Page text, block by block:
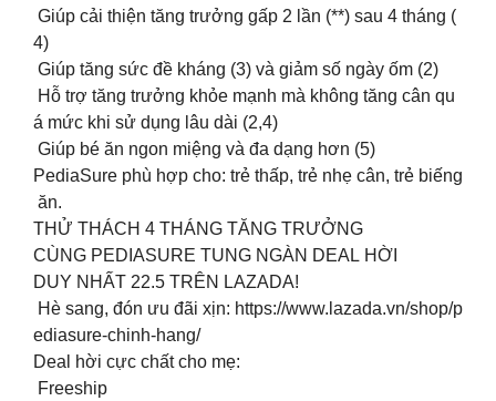
Giúp cải thiện tăng trưởng gấp 2 lần (**) sau 4 tháng (
4)
Giúp tăng sức đề kháng (3) và giảm số ngày ốm (2)
Hỗ trợ tăng trưởng khỏe mạnh mà không tăng cân qu
á mức khi sử dụng lâu dài (2,4)
Giúp bé ăn ngon miệng và đa dạng hơn (5)
PediaSure phù hợp cho: trẻ thấp, trẻ nhẹ cân, trẻ biếng
ăn.
THỬ THÁCH 4 THÁNG TĂNG TRƯỞNG
CÙNG PEDIASURE TUNG NGÀN DEAL HỜI
DUY NHẤT 22.5 TRÊN LAZADA!
Hè sang, đón ưu đãi xịn: https://www.lazada.vn/shop/p
ediasure-chinh-hang/
Deal hời cực chất cho mẹ:
Freeship